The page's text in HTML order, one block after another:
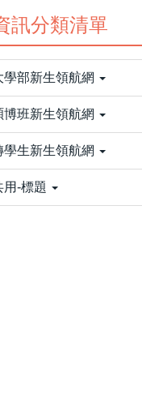
訊分類清單
學部新生領航網
博班新生領航網
學生新生領航網
用-標題